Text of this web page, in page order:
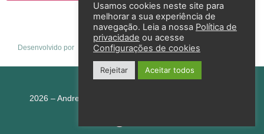
Desenvolvido por
Política de privacidade
2026 – Andreza Goulart – Todos os direitos reservados
Usamos cookies neste site para
melhorar a sua experiência de
navegação. Leia a nossa Política de
privacidade ou acesse
Configurações de cookies
Rejeitar Aceitar todos